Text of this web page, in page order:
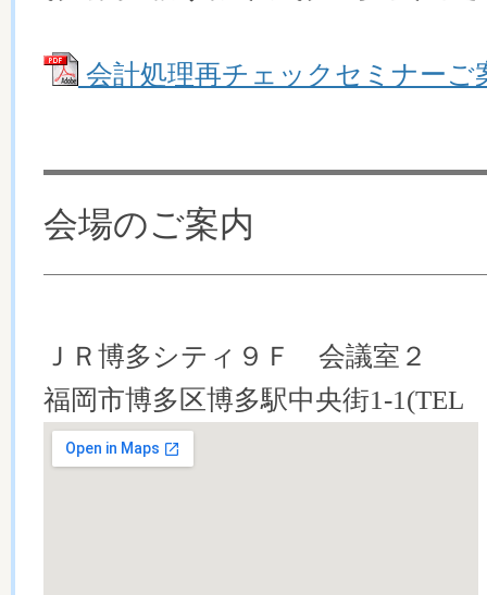
会計処理再チェックセミナーご
会場のご案内
ＪＲ博多シティ９Ｆ 会議室２
福岡市博多区博多駅中央街1-1 (TEL